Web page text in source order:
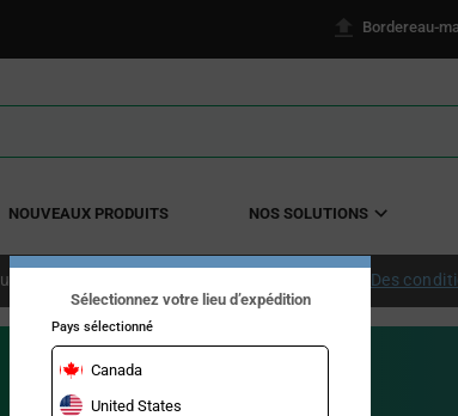
Bordereau-
NOUVEAUX PRODUITS NOS SOLUTIONS
États-Unis continentaux à partir de 50 $ US. Des
Sélectionnez votre lieu d’expédition
Pays sélectionné
Canada
United States